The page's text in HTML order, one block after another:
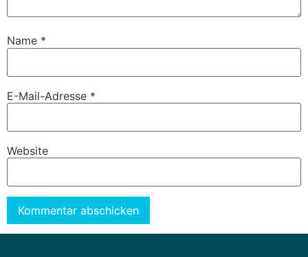
Name *
E-Mail-Adresse *
Website